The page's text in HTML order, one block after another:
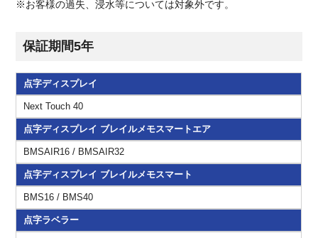
※お客様の過失、浸水等については対象外です。
保証期間5年
製品保証一覧
点字ディスプレイ
Next Touch 40
点字ディスプレイ ブレイルメモスマートエア
BMSAIR16 / BMSAIR32
点字ディスプレイ ブレイルメモスマート
BMS16 / BMS40
点字ラベラー